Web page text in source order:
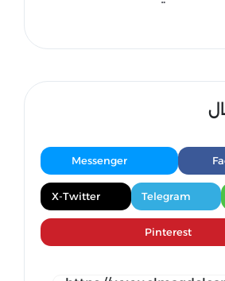
Messenger
Telegram
X-Twitter
Pinterest